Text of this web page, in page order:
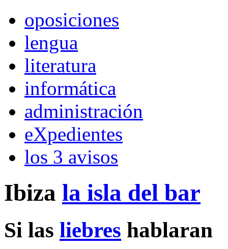
oposiciones
lengua
literatura
informática
administración
eXpedientes
los 3 avisos
Ibiza la isla del bar
Si las liebres hablaran